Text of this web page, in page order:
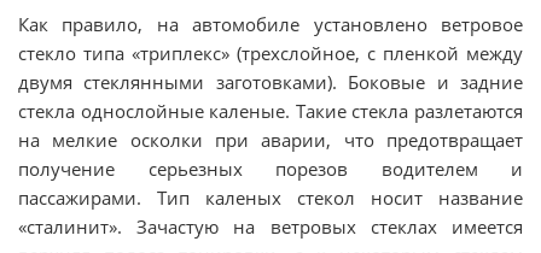
Как правило, на автомобиле установлено ветровое
стекло типа «триплекс» (трехслойное, с пленкой между
двумя стеклянными заготовками). Боковые и задние
стекла однослойные каленые. Такие стекла разлетаются
на мелкие осколки при аварии, что предотвращает
получение серьезных порезов водителем и
пассажирами. Тип каленых стекол носит название
«сталинит». Зачастую на ветровых стеклах имеется